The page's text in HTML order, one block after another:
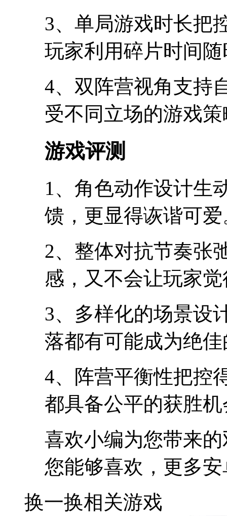
3、单局游戏时长把
玩家利用碎片时间
4、双阵营视角支持
受不同立场的游戏
游戏评测
1、角色动作设计生
馈，更显得诙谐可爱
2、整体对抗节奏张
感，又不会让玩家
3、多样化的场景设
落都有可能成为绝
4、阵营平衡性把控
都具备公平的获胜
喜欢小编为您带来
您能够喜欢，更多
换一换相关游戏